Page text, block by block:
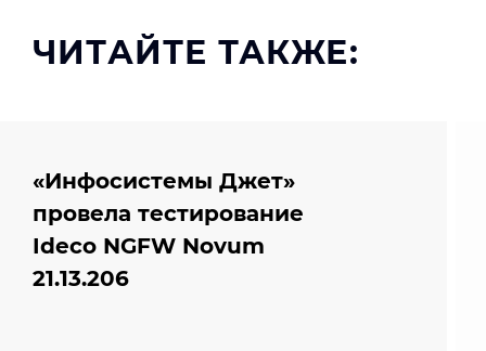
ЧИТАЙТЕ ТАКЖЕ:
«Инфосистемы Джет»
провела тестирование
Ideco NGFW Novum
21.13.206